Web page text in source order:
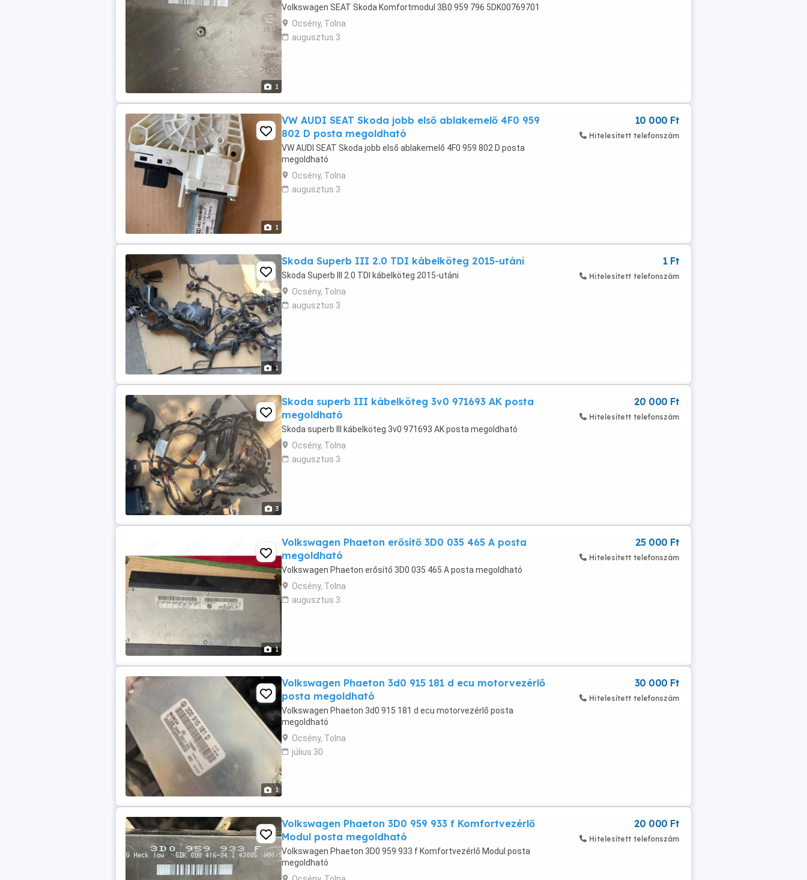
1
Volkswagen SEAT Skoda Komfortmodul 3B0 959 796 5DK00769701
Ocsény, Tolna
augusztus 3
1
VW AUDI SEAT Skoda jobb első ablakemelő 4F0 959
802 D posta megoldható
VW AUDI SEAT Skoda jobb első ablakemelő 4F0 959 802 D posta
megoldható
Ocsény, Tolna
augusztus 3
10 000 Ft
Hitelesített telefonszám
1
Skoda Superb III 2.0 TDI kábelköteg 2015-utáni
Skoda Superb III 2.0 TDI kábelköteg 2015-utáni
Ocsény, Tolna
augusztus 3
1 Ft
Hitelesített telefonszám
3
Skoda superb III kábelköteg 3v0 971693 AK posta
megoldható
Skoda superb III kábelköteg 3v0 971693 AK posta megoldható
Ocsény, Tolna
augusztus 3
20 000 Ft
Hitelesített telefonszám
1
Volkswagen Phaeton erősítő 3D0 035 465 A posta
megoldható
Volkswagen Phaeton erősítő 3D0 035 465 A posta megoldható
Ocsény, Tolna
augusztus 3
25 000 Ft
Hitelesített telefonszám
1
Volkswagen Phaeton 3d0 915 181 d ecu motorvezérlő
posta megoldható
Volkswagen Phaeton 3d0 915 181 d ecu motorvezérlő posta
megoldható
Ocsény, Tolna
július 30
30 000 Ft
Hitelesített telefonszám
Volkswagen Phaeton 3D0 959 933 f Komfortvezérlő
Modul posta megoldható
Volkswagen Phaeton 3D0 959 933 f Komfortvezérlő Modul posta
megoldható
20 000 Ft
Hitelesített telefonszám